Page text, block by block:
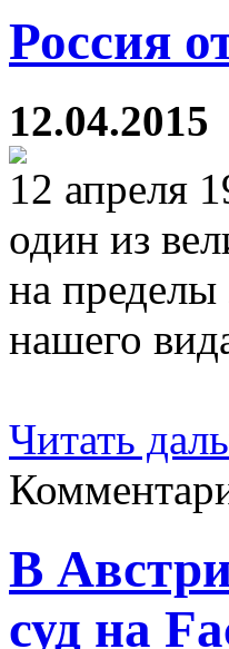
Россия
12.04.2015
12 апреля
один из
на
нашего
Читать
В
суд на